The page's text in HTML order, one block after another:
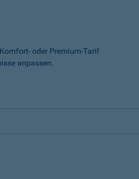
oder Premium-Tarif
anpassen.